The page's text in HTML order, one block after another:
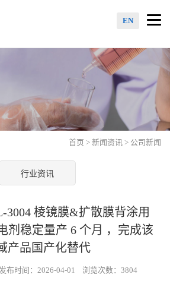
EN
首页 > 新闻资讯 > 公司新闻
行业资讯
3004 棱镜膜&扩散膜背涂用
剂稳定量产 6 个月 ，完成该
产品国产化替代
布时间：2026-04-01 浏览次数：3804